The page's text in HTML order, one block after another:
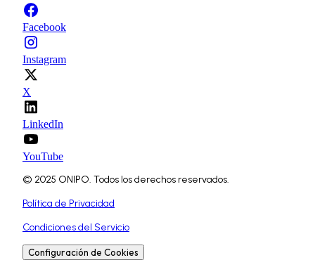
Facebook
Instagram
X
LinkedIn
YouTube
© 2025 ONIPO. Todos los derechos reservados.
Política de Privacidad
Condiciones del Servicio
Configuración de Cookies